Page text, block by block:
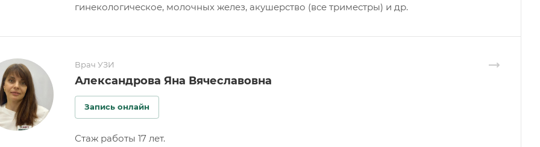
гинекологическое, молочных желез, акушерство (все триместры) и др.
Врач УЗИ
Александрова Яна Вячеславовна
Запись онлайн
Стаж работы 17 лет.